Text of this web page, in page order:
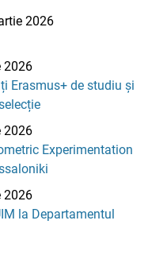
2026
2026
Erasmus+ de studiu și
2026
Experimentation
2026
la Departamentul